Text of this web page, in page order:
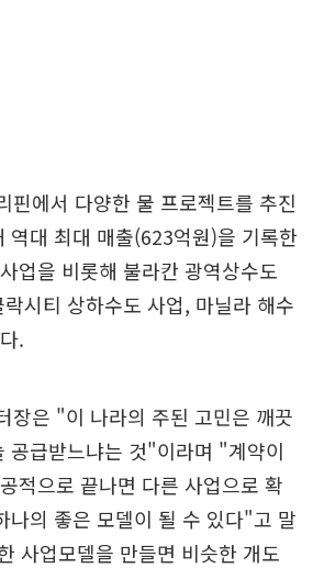
핀에서 다양한 물 프로젝트를 추진
역대 최대 매출(623억원)을 기록한
업을 비롯해 불라칸 광역상수도
시티 상하수도 사업, 마닐라 해수
.
장은 "이 나라의 주된 고민은 깨끗
공급받느냐는 것"이라며 "계약이
적으로 끝나면 다른 사업으로 확
나의 좋은 모델이 될 수 있다"고 말
사업모델을 만들면 비슷한 개도